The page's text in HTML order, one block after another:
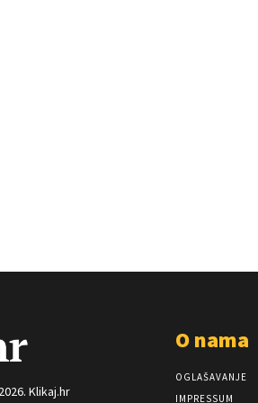
Klikaj.hr
O nama
OGLAŠAVANJE
IMPRESSUM